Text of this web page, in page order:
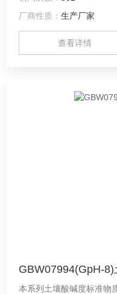
厂商性质：生产厂家
查看详情
GBW07994(GpH-8)
本系列土壤酸碱度标准物